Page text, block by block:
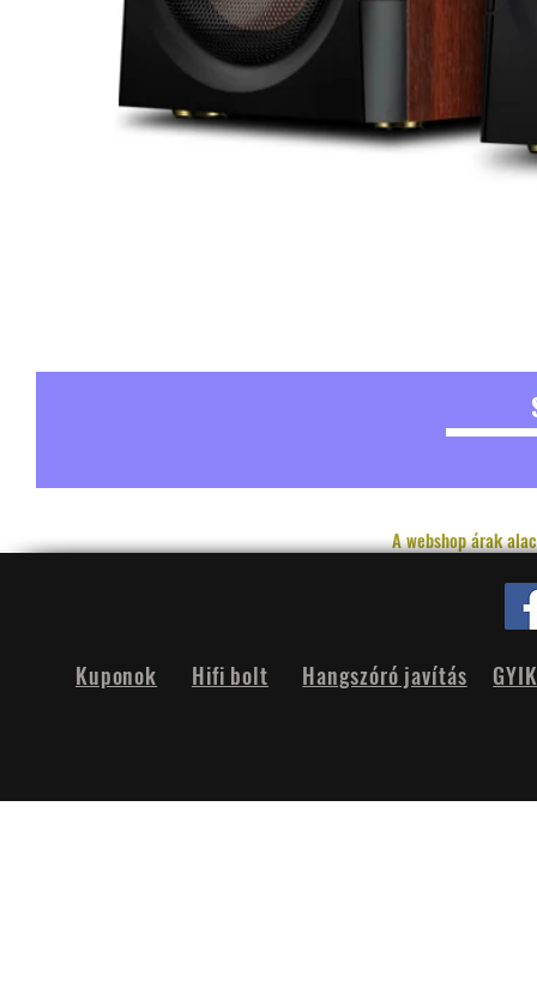
A webshop árak
Hifi bolt
Kuponok Hangszóró javítás GYIK